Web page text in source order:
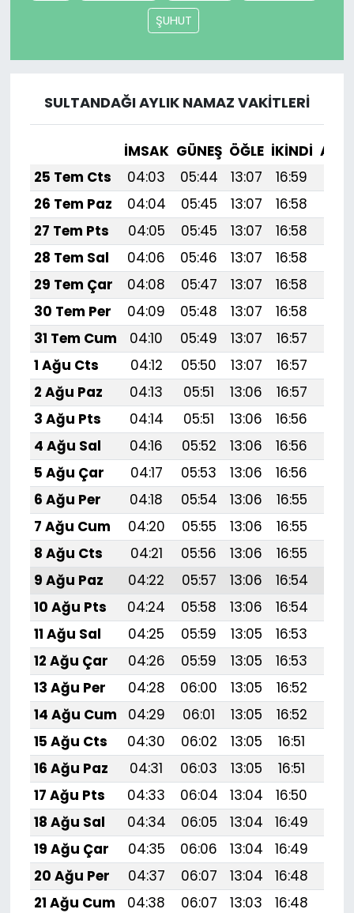
ŞUHUT
SULTANDAĞI AYLIK NAMAZ VAKITLERI
İMSAK GÜNEŞ ÖĞLE İKINDI
25 Tem Cts
04:03 05:44 13:07 16:59
26 Tem Paz
04:04 05:45 13:07 16:58
27 Tem Pts
04:05 05:45 13:07 16:58
28 Tem Sal
04:06 05:46 13:07 16:58
29 Tem Çar
04:08 05:47 13:07 16:58
30 Tem Per
04:09 05:48 13:07 16:58
31 Tem Cum
04:10 05:49 13:07 16:57
1 Ağu Cts
04:12 05:50 13:07 16:57
2 Ağu Paz
04:13 05:51 13:06 16:57
3 Ağu Pts
04:14 05:51 13:06 16:56
4 Ağu Sal
04:16 05:52 13:06 16:56
5 Ağu Çar
04:17 05:53 13:06 16:56
6 Ağu Per
04:18 05:54 13:06 16:55
7 Ağu Cum
04:20 05:55 13:06 16:55
8 Ağu Cts
04:21 05:56 13:06 16:55
9 Ağu Paz
04:22 05:57 13:06 16:54
10 Ağu Pts
04:24 05:58 13:06 16:54
11 Ağu Sal
04:25 05:59 13:05 16:53
12 Ağu Çar
04:26 05:59 13:05 16:53
13 Ağu Per
04:28 06:00 13:05 16:52
14 Ağu Cum
04:29 06:01 13:05 16:52
15 Ağu Cts
04:30 06:02 13:05 16:51
16 Ağu Paz
04:31 06:03 13:05 16:51
17 Ağu Pts
04:33 06:04 13:04 16:50
18 Ağu Sal
04:34 06:05 13:04 16:49
19 Ağu Çar
04:35 06:06 13:04 16:49
20 Ağu Per
04:37 06:07 13:04 16:48
21 Ağu Cum
04:38 06:07 13:03 16:48